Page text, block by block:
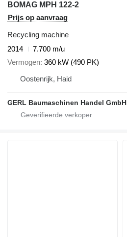
BOMAG MPH 122-2
Prijs op aanvraag
Recycling machine
2014
7.700 m/u
Vermogen 360 kW (490 PK)
Oostenrijk, Haid
GERL Baumaschinen Handel GmbH